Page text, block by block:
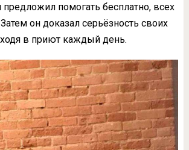
помогать бесплатно, всех
Затем он доказал серьёзность своих
в приют каждый день.